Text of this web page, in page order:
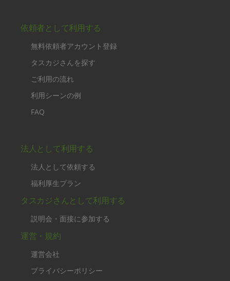
依頼者として利用する
無料依頼者アカウント登録
タスカジさんを探す
ご利用の流れ
利用シーンの例
FAQ
法人として利用する
法人として依頼する
福利厚生プラン
タスカジさんとして利用する
説明会・面接に参加する
運営・規約
運営会社
プライバシーポリシー